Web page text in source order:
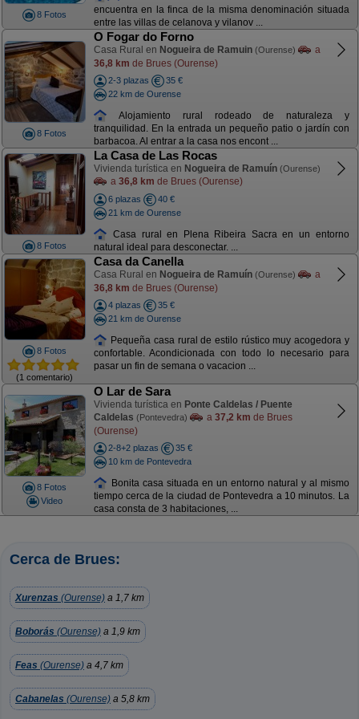
8 Fotos
encuentra en la finca de la misma denominación situada
entre las villas de celanova y vilanov ...
8 Fotos
O Fogar do Forno
Casa Rural en Nogueira de Ramuin (Ourense)
a
36,8 km de Brues (Ourense)
2-3 plazas
35 €
22 km de Ourense
Alojamiento rural rodeado de naturaleza y
tranquilidad. En la entrada un pequeño patio o jardín con
barbacoa. Al entrar a la casa nos encont ...
8 Fotos
La Casa de Las Rocas
Vivienda turística en Nogueira de Ramuín (Ourense)
a 36,8 km de Brues (Ourense)
6 plazas
40 €
21 km de Ourense
Casa rural en Plena Ribeira Sacra en un entorno
natural ideal para desconectar. ...
8 Fotos
(1 comentario)
Casa da Canella
Casa Rural en Nogueira de Ramuín (Ourense)
a
36,8 km de Brues (Ourense)
4 plazas
35 €
21 km de Ourense
Pequeña casa rural de estilo rústico muy acogedora y
confortable. Acondicionada con todo lo necesario para
pasar un fin de semana o vacacion ...
8 Fotos
Video
O Lar de Sara
Vivienda turística en Ponte Caldelas / Puente
Caldelas (Pontevedra) a 37,2 km de Brues
(Ourense)
2-8+2 plazas
35 €
10 km de Pontevedra
Bonita casa situada en un entorno natural y al mismo
tiempo cerca de la ciudad de Pontevedra a 10 minutos. La
casa consta de 3 habitaciones, ...
Cerca de Brues:
Xurenzas (Ourense) a 1,7 km
Boborás (Ourense) a 1,9 km
Feas (Ourense) a 4,7 km
Cabanelas (Ourense) a 5,8 km